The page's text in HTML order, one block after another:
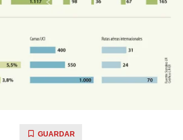
GUARDAR